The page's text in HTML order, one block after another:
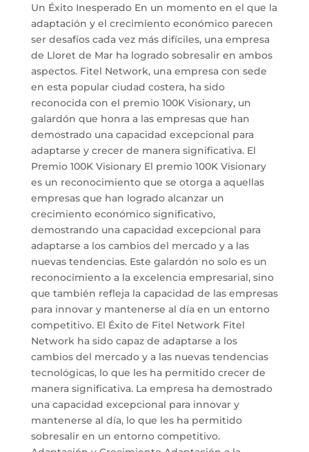
Un Éxito Inesperado En un momento en el que la
adaptación y el crecimiento económico parecen
ser desafíos cada vez más difíciles, una empresa
de Lloret de Mar ha logrado sobresalir en ambos
aspectos. Fitel Network, una empresa con sede
en esta popular ciudad costera, ha sido
reconocida con el premio 100K Visionary, un
galardón que honra a las empresas que han
demostrado una capacidad excepcional para
adaptarse y crecer de manera significativa. El
Premio 100K Visionary El premio 100K Visionary
es un reconocimiento que se otorga a aquellas
empresas que han logrado alcanzar un
crecimiento económico significativo,
demostrando una capacidad excepcional para
adaptarse a los cambios del mercado y a las
nuevas tendencias. Este galardón no solo es un
reconocimiento a la excelencia empresarial, sino
que también refleja la capacidad de las empresas
para innovar y mantenerse al día en un entorno
competitivo. El Éxito de Fitel Network Fitel
Network ha sido capaz de adaptarse a los
cambios del mercado y a las nuevas tendencias
tecnológicas, lo que les ha permitido crecer de
manera significativa. La empresa ha demostrado
una capacidad excepcional para innovar y
mantenerse al día, lo que les ha permitido
sobresalir en un entorno competitivo.